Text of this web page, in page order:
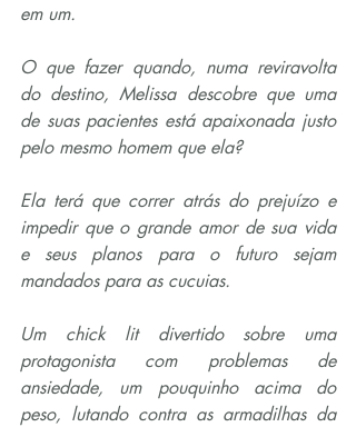
em um.
O que fazer quando, numa reviravolta
do destino, Melissa descobre que uma
de suas pacientes está apaixonada justo
pelo mesmo homem que ela?
Ela terá que correr atrás do prejuízo e
impedir que o grande amor de sua vida
e seus planos para o futuro sejam
mandados para as cucuias.
Um chick lit divertido sobre uma
protagonista com problemas de
ansiedade, um pouquinho acima do
peso, lutando contra as armadilhas da